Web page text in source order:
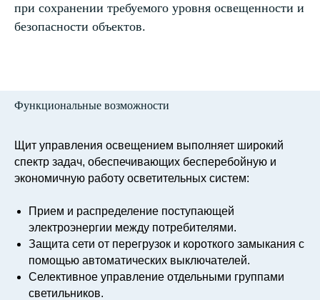
при сохранении требуемого уровня освещенности и
безопасности объектов.
Функциональные возможности
Щит управления освещением выполняет широкий
спектр задач, обеспечивающих бесперебойную и
экономичную работу осветительных систем:
Прием и распределение поступающей
электроэнергии между потребителями.
Защита сети от перегрузок и короткого замыкания с
помощью автоматических выключателей.
Селективное управление отдельными группами
светильников.